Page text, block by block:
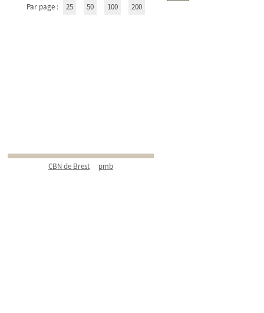
Par page :
25 50 100 200
CBN de Brest pmb